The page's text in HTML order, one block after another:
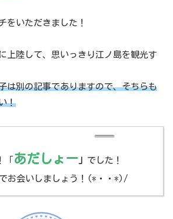
をいただきました！
上陸して、思いっきり江ノ島を観光す
は別の記事でありますので、そちらも
！
あだしょー」 でした！
でお会いしましょう！(*・・*)/